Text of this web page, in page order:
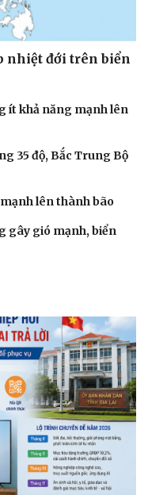
nhiệt đới trên biển
ít khả năng mạnh lên
35 độ, Bắc Trung Bộ
lên thành bão
gây gió mạnh, biển